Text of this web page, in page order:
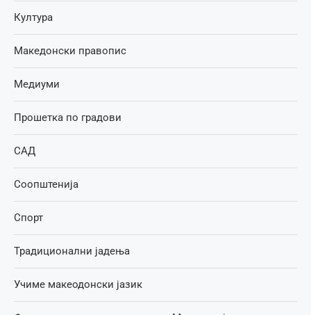
Култура
Македонски правопис
Медиуми
Прошетка по градови
САД
Соопштенија
Спорт
Традиционални јадења
Учиме макеодонски јазик